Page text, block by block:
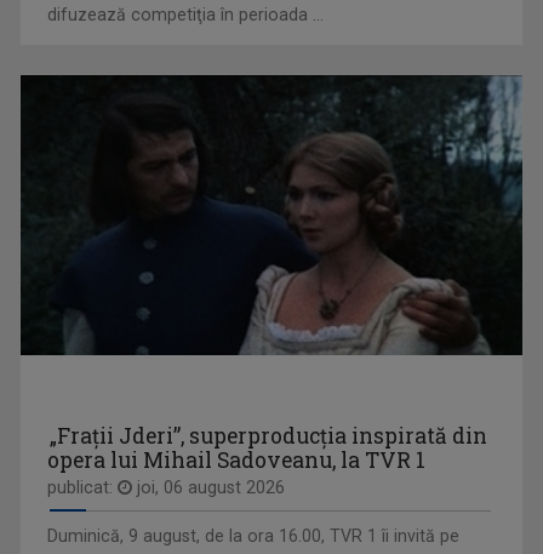
Misiunea principală a emisiunii este să fie ...
ALINA STANCUAbsolventă a Faculăţii de Jurnalism şi ...
EDA MARCUS
E o prezenţă îndrăgită pe micul ecran, ba mai ...
difuzează competiţia în perioada ...
„Frații Jderi”, superproducția inspirată din
opera lui Mihail Sadoveanu, la TVR 1
publicat: joi, 06 august 2026
Duminică, 9 august, de la ora 16.00, TVR 1 îi invită pe